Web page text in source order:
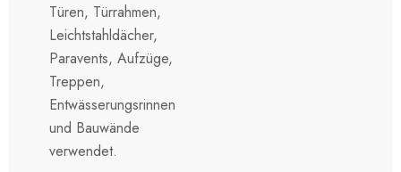
Türen, Türrahmen,
Leichtstahldächer,
Paravents, Aufzüge,
Treppen,
Entwässerungsrinnen
und Bauwände
verwendet.